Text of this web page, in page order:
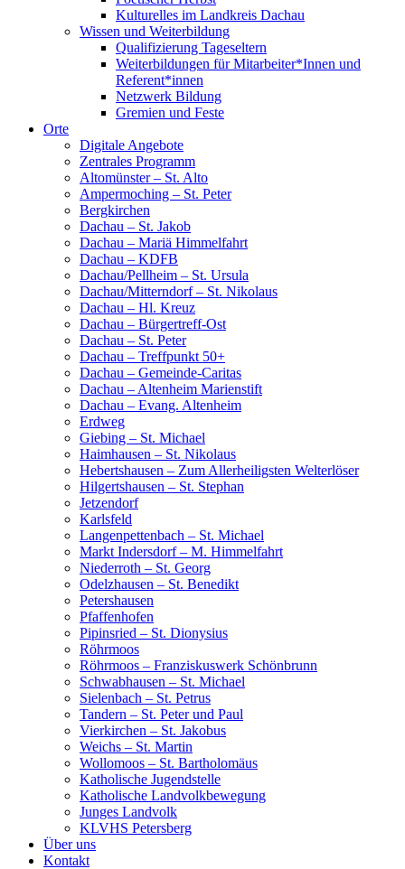
Kulturelles im Landkreis Dachau
Wissen und Weiterbildung
Qualifizierung Tageseltern
Weiterbildungen für Mitarbeiter*Innen und
Referent*innen
Netzwerk Bildung
Gremien und Feste
Orte
Digitale Angebote
Zentrales Programm
Altomünster – St. Alto
Ampermoching – St. Peter
Bergkirchen
Dachau – St. Jakob
Dachau – Mariä Himmelfahrt
Dachau – KDFB
Dachau/Pellheim – St. Ursula
Dachau/Mitterndorf – St. Nikolaus
Dachau – Hl. Kreuz
Dachau – Bürgertreff-Ost
Dachau – St. Peter
Dachau – Treffpunkt 50+
Dachau – Gemeinde-Caritas
Dachau – Altenheim Marienstift
Dachau – Evang. Altenheim
Erdweg
Giebing – St. Michael
Haimhausen – St. Nikolaus
Hebertshausen – Zum Allerheiligsten Welterlöser
Hilgertshausen – St. Stephan
Jetzendorf
Karlsfeld
Langenpettenbach – St. Michael
Markt Indersdorf – M. Himmelfahrt
Niederroth – St. Georg
Odelzhausen – St. Benedikt
Petershausen
Pfaffenhofen
Pipinsried – St. Dionysius
Röhrmoos
Röhrmoos – Franziskuswerk Schönbrunn
Schwabhausen – St. Michael
Sielenbach – St. Petrus
Tandern – St. Peter und Paul
Vierkirchen – St. Jakobus
Weichs – St. Martin
Wollomoos – St. Bartholomäus
Katholische Jugendstelle
Katholische Landvolkbewegung
Junges Landvolk
KLVHS Petersberg
Über uns
Kontakt